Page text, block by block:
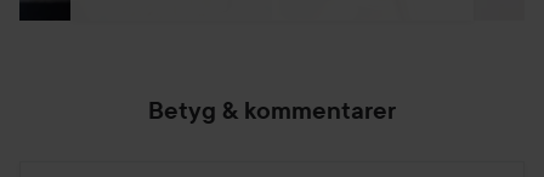
Betyg & kommentarer